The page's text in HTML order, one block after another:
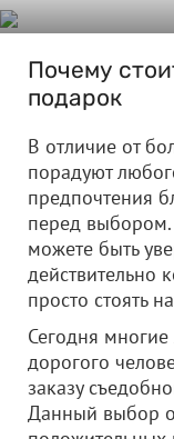
Почему
подарок
В отличие от
порадуют
предпочтения
перед выбором.
можете быть
действительно
просто стоять
Сегодня
дорогого
заказу
Данный выбор